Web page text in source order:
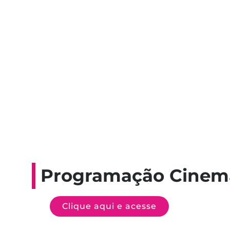
Programação
Clique aqui e acesse